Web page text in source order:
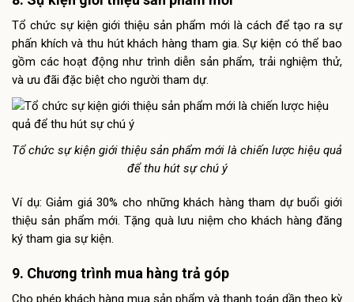
Tổ chức sự kiện giới thiệu sản phẩm mới là cách để tạo ra sự
phấn khích và thu hút khách hàng tham gia. Sự kiện có thể bao
gồm các hoạt động như trình diễn sản phẩm, trải nghiệm thử,
và ưu đãi đặc biệt cho người tham dự.
Tổ chức sự kiện giới thiệu sản phẩm mới là chiến lược hiệu quả
để thu hút sự chú ý
Ví dụ: Giảm giá 30% cho những khách hàng tham dự buổi giới
thiệu sản phẩm mới. Tặng quà lưu niệm cho khách hàng đăng
ký tham gia sự kiện.
9. Chương trình mua hàng trả góp
Cho phép khách hàng mua sản phẩm và thanh toán dần theo kỳ